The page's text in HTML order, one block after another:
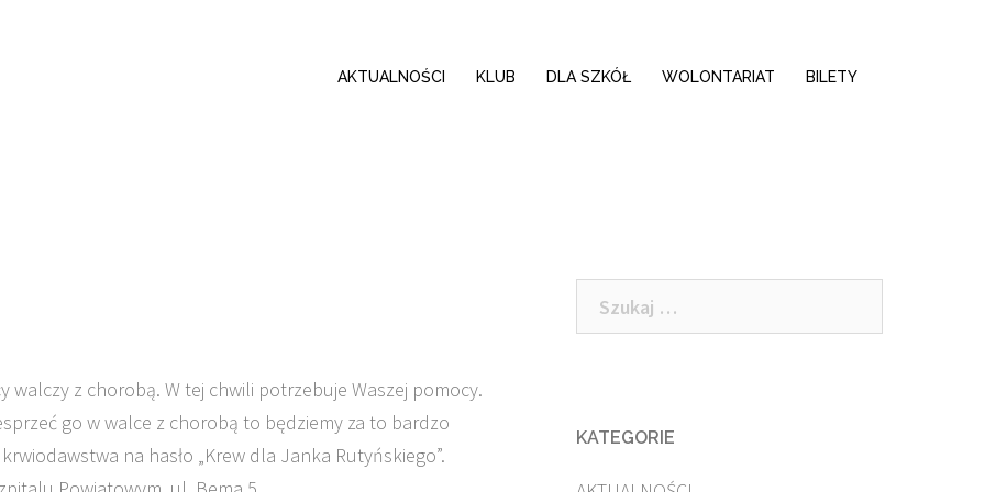
AKTUALNOŚCI KLUB DLA SZKÓŁ WOLONTARIAT BILETY
walczy z chorobą. W tej chwili potrzebuje Waszej pomocy.
go w walce z chorobą to będziemy za to bardzo
na hasło „Krew dla Janka Rutyńskiego”.
Szukaj:
KATEGORIE